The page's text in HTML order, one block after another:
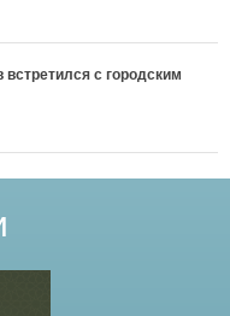
с городским